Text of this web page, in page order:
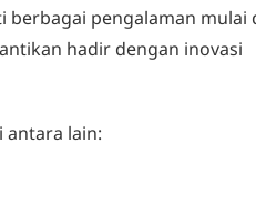
berbagai pengalaman mulai
hadir dengan inovasi
antara lain: